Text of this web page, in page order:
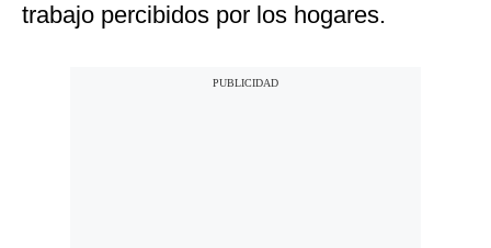
trabajo percibidos por los hogares.